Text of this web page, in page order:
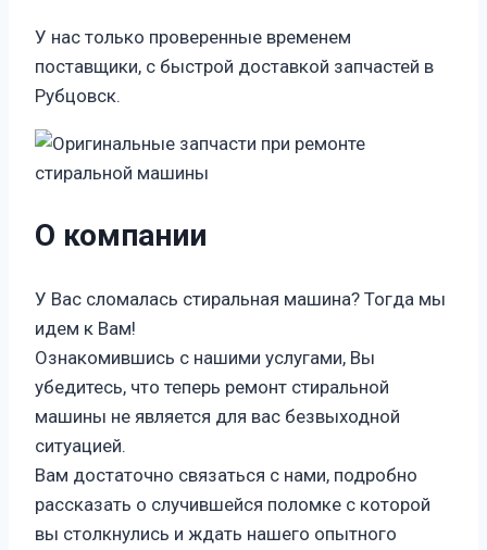
У нас только проверенные временем
поставщики, с быстрой доставкой запчастей в
Рубцовск.
О компании
У Вас сломалась стиральная машина? Тогда мы
идем к Вам!
Ознакомившись с нашими услугами, Вы
убедитесь, что теперь ремонт стиральной
машины не является для вас безвыходной
ситуацией.
Вам достаточно связаться с нами, подробно
рассказать о случившейся поломке с которой
вы столкнулись и ждать нашего опытного